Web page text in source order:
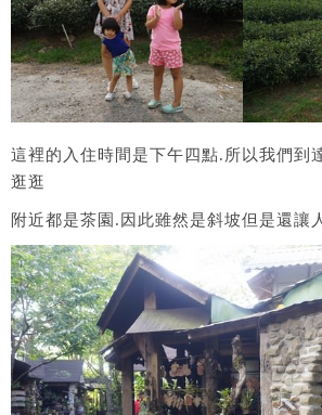
這裡的入住時間是下午四點.所以我們到
逛逛
附近都是茶園.因此雖然是斜坡但是還讓